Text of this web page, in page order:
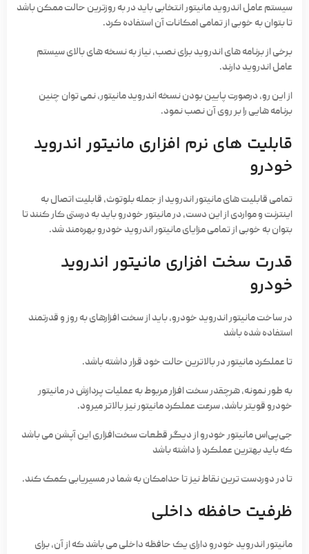
سیستم عامل اندروید مانیتور انتخابی باید در به ­روز‌ترین حالت ممکن باشد
تا بتوان به خوبی از تمامی امکانات آن استفاده کرد.
برخی از برنامه­ های اندروید برای نصب، نیاز به نسخه­ های بالای سیستم
عامل اندروید دارند.
از این رو، درصورت پایین بودن نسخه اندروید مانیتور، نمی ­توان چنین
برنامه‌ هایی را بر روی آن نصب نمود.
قابلیت­ های نرم­ افزاری مانیتور اندروید
خودرو
تمامی قابلیت­ های مانیتور اندروید از جمله بلوتوث، قابلیت اتصال به
اینترنت و مواردی از این دست، در مانیتور خودرو باید به‌ درستی کار کنند تا
بتوان به خوبی از تمامی مزایای مانیتور اندروید خودرو بهره‌مند شد.
قدرت سخت افزاری مانیتور اندروید
خودرو
در ساخت مانیتور اندروید خودرو، باید از سخت­ افزارهای به­ روز و قدرتمند
استفاده شده باشد
تا عملکرد مانیتور در بالاترین حالت خود قرار داشته باشد.
به طور نمونه، هرچقدر سخت­ افزار مربوط به عملیات پردازش در مانیتور
خودرو قوی­تر باشد، سرعت عملکرد مانیتور نیز بالاتر می­رود.
جی‌پی‌اس مانیتور خودرو از دیگر قطعات سخت‌افزاری این آپشن می­ باشد
که باید بهترین عملکرد را داشته باشد
تا در دوردست ­ترین نقاط نیز تا حدامکان به شما در مسیریابی کمک کند.
ظرفیت حافظه داخلی
مانیتور اندروید خودرو دارای یک حافظه داخلی می ­باشد که از آن، برای